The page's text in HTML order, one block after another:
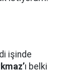
işinde
ı belki